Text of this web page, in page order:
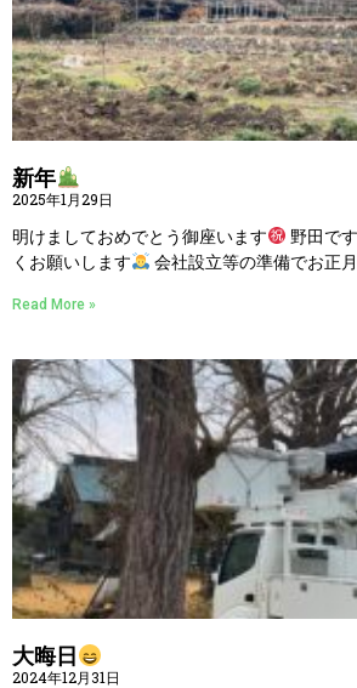
新年
2025年1月29日
明けましておめでとう御座います
野田です
くお願いします
会社設立等の準備でお正
Read More »
大晦日
2024年12月31日